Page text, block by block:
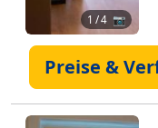
1 / 4 📷
Preise &